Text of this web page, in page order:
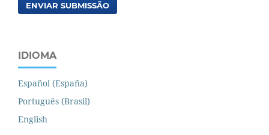
ENVIAR SUBMISSÃO
IDIOMA
Español (España)
Português (Brasil)
English